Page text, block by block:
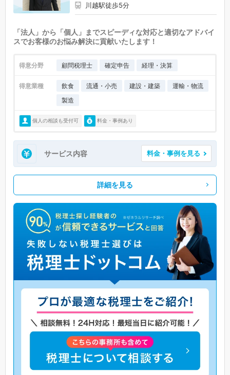
川越駅徒歩5分
「法人」から「個人」までスピーディな対応と適切なアドバイ
スでお客様のお悩み解決に貢献いたします！
得意分野 顧問税理士 確定申告 経理・決算
得意業種 飲食 流通・小売 建設・建築
運輸・物流
製造
個人の相談も受付可 料金・事例あり
サービス内容 料金・事例を見る
詳細を見る